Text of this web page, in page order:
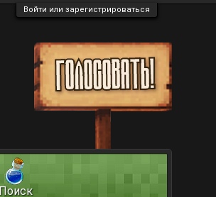
Войти или зарегистрироваться
Поиск